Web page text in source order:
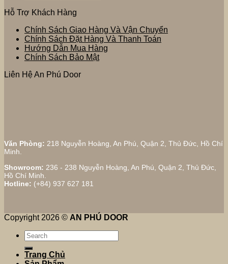
Hỗ Trợ Khách Hàng
Chính Sách Giao Hàng Và Vận Chuyển
Chính Sách Đặt Hàng Và Thanh Toán
Hướng Dẫn Mua Hàng
Chính Sách Bảo Mật
Liên Hệ An Phú Door
Văn Phòng: 218 Nguyễn Hoàng, An Phú, Quận 2, Thủ Đức, Hồ Chí
Minh.
Showroom: 236 - 238 Nguyễn Hoàng, An Phú, Quận 2, Thủ Đức,
Hồ Chí Minh.
Hotline: (+84) 937 627 181
Copyright 2026 © AN PHÚ DOOR
Search
for:
Trang Chủ